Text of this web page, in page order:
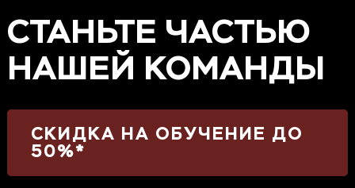
СТАНЬТЕ ЧАСТЬЮ
НАШЕЙ КОМАНДЫ
СКИДКА НА ОБУЧЕНИЕ ДО
50%*